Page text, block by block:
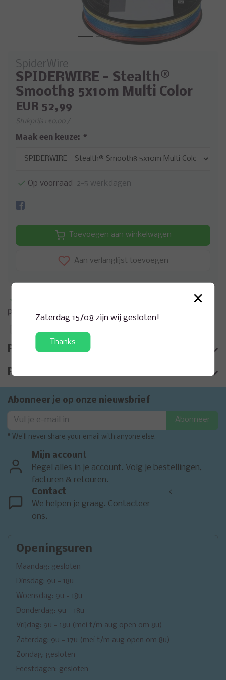
SpiderWire
SPIDERWIRE - Stealth®
Smooth8 5x10m Multi Color
EUR 52,99
Stukprijs : €0,00 /
Maak een keuze: *
Op voorraad 2-5 werkdagen
Toevoegen aan winkelwagen
Aan verlanglijst toevoegen
Neem contact op over dit
product
Productomschrijving
Product informatie
Abonneer je op onze nieuwsbrief
Abonneer
* We'll never share your email with anyone else.
Mijn account
Regel alles in je account. Volg je bestellingen,
facturen & retouren.
Contact
We helpen je graag. Contacteer
ons.
<
Openingsuren
Maandag: gesloten
Dinsdag: 9u - 18u
Woensdag: 9u - 18u
Donderdag: 9u - 18u
Vrijdag: 9u - 18u (mei t/m aug open om 8u)
Zaterdag: 9u - 17u (mei t/m aug open om 8u)
Zondag: gesloten
Feestdagen: gesloten
×
Zaterdag 15/08 zijn wij gesloten!
Thanks